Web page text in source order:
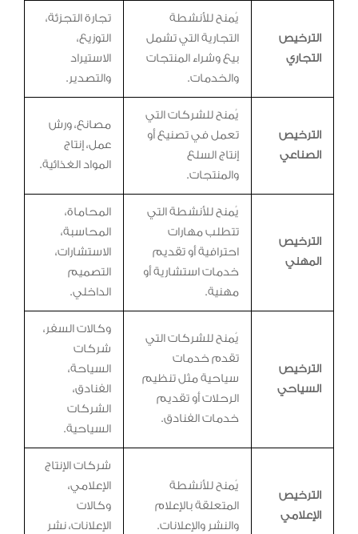
الترخيص
التجاري
يُمنح للأنشطة
التجارية التي تشمل
بيع وشراء المنتجات
والخدمات.
تجارة التجزئة،
التوزيع،
الاستيراد
والتصدير.
الترخيص
الصناعي
يُمنح للشركات التي
تعمل في تصنيع أو
إنتاج السلع
والمنتجات.
مصانع، ورش
عمل، إنتاج
المواد الغذائية.
الترخيص
المهني
يُمنح للأنشطة التي
تتطلب مهارات
احترافية أو تقديم
خدمات استشارية أو
مهنية.
المحاماة،
المحاسبة،
الاستشارات،
التصميم
الداخلي.
الترخيص
السياحي
يُمنح للشركات التي
تقدم خدمات
سياحية مثل تنظيم
الرحلات أو تقديم
خدمات الفنادق.
وكالات السفر،
شركات
السياحة،
الفنادق،
الشركات
السياحية.
الترخيص
الإعلامي
يُمنح للأنشطة
المتعلقة بالإعلام
والنشر والإعلانات.
شركات الإنتاج
الإعلامي،
وكالات
الإعلانات، نشر